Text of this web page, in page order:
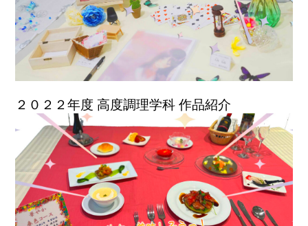
２０２２年度 高度調理学科 作品紹介